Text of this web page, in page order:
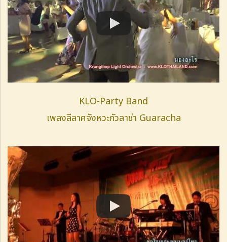
KLO-Party Band
เพลงลีลาศจังหวะกัวลาช่า Guaracha